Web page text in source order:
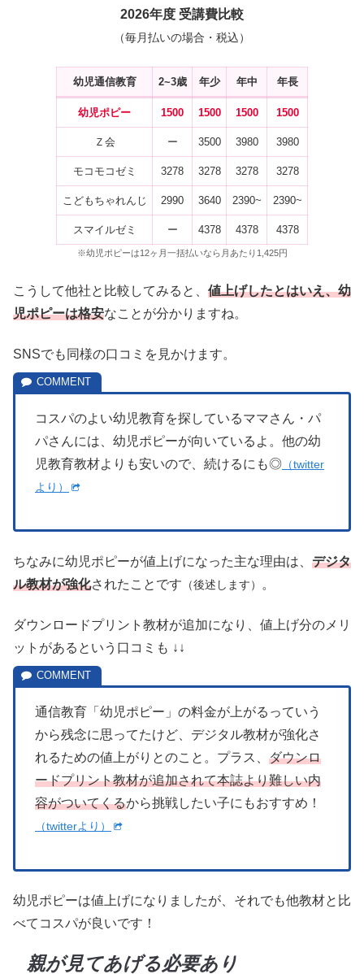
2026年度 受講費比較
（毎月払いの場合・税込）
幼児通信教育 2~3歳 年少 年中 年長
幼児ポピー 1500 1500 1500 1500
Ｚ会 ー 3500 3980 3980
モコモコゼミ 3278 3278 3278 3278
こどもちゃれんじ 2990 3640 2390~ 2390~
スマイルゼミ ー 4378 4378 4378
※幼児ポピーは12ヶ月一括払いなら月あたり1,425円
こうして他社と比較してみると、 値上げしたとはいえ、幼
児ポピーは格安なことが分かりますね。
SNSでも同様の口コミを見かけます。
コスパのよい幼児教育を探しているママさん・パ
パさんには、幼児ポピーが向いているよ。他の幼
児教育教材よりも安いので、続けるにも◎ （twitter
より）
ちなみに幼児ポピーが値上げになった主な理由は、 デジタ
ル教材が強化されたことです （後述します） 。
ダウンロードプリント教材が追加になり、値上げ分のメリ
ットがあるという口コミも ↓↓
通信教育「幼児ポピー」の料金が上がるっていう
から残念に思ってたけど、デジタル教材が強化さ
れるための値上がりとのこと。プラス、 ダウンロ
ードプリント教材が追加されて本誌より難しい内
容がついてくるから挑戦したい子にもおすすめ！
（twitterより）
幼児ポピーは値上げになりましたが、それでも他教材と比
べてコスパが良いです！
親が見てあげる必要あり